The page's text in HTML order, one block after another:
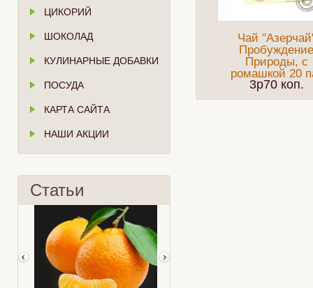
ЦИКОРИЙ
ШОКОЛАД
КУЛИНАРНЫЕ ДОБАВКИ
ПОСУДА
КАРТА САЙТА
НАШИ АКЦИИ
Статьи
Чай
Природы, с
ромашкой 20
3p70 коп.